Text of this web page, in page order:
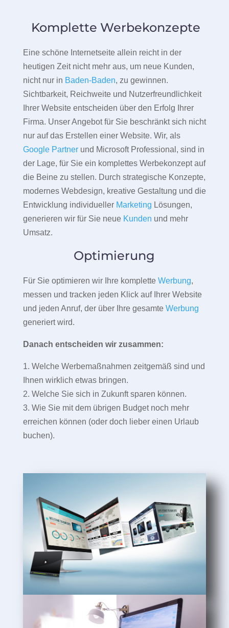
Komplette Werbekonzepte
Eine schöne Internetseite allein reicht in der
heutigen Zeit nicht mehr aus, um neue Kunden,
nicht nur in Baden-Baden, zu gewinnen.
Sichtbarkeit, Reichweite und Nutzerfreundlichkeit
Ihrer Website entscheiden über den Erfolg Ihrer
Firma. Unser Angebot für Sie beschränkt sich nicht
nur auf das Erstellen einer Website. Wir, als
Google Partnerund Microsoft Professional, sind in
der Lage, für Sie ein komplettes Werbekonzept auf
die Beine zu stellen. Durch strategische Konzepte,
modernes Webdesign, kreative Gestaltung und die
Entwicklung individueller Marketing Lösungen,
generieren wir für Sie neue Kunden und mehr
Umsatz.
Optimierung
Für Sie optimieren wir Ihre komplette Werbung,
messen und tracken jeden Klick auf Ihrer Website
und jeden Anruf, der über Ihre gesamte Werbung
generiert wird.
Danach entscheiden wir zusammen:
1. Welche Werbemaßnahmen zeitgemäß sind und
Ihnen wirklich etwas bringen.
2. Welche Sie sich in Zukunft sparen können.
3. Wie Sie mit dem übrigen Budget noch mehr
erreichen können (oder doch lieber einen Urlaub
buchen).